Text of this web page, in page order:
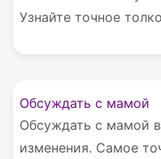
Узнайте точное
Обсуждать с мамой
Обсуждать с мамой
изменения. Самое